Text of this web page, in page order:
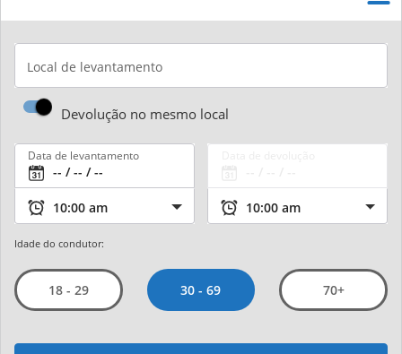
Local de levantamento
Devolução no mesmo local
Data de levantamento
Idade do condutor:
18 - 29 30 - 69 70+